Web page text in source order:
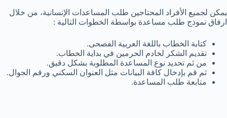
يمكن لجميع الأفراد المحتاجين طلب المساعدات الإنسانية، من خلال
ارفاق نموذج طلب مساعدة بواسطة الخطوات التالية :
كتابة الخطاب باللغة العربية الفصحى.
تقديم الشكر لخادم الحرمين في بداية الخطاب.
من ثم تحديد نوع المساعدة المطلوبة بشكل دقيق.
ثم قم بإدخال كافة البيانات مثل العنوان السكني ورقم الجوال.
متابعة طلب المساعدة.